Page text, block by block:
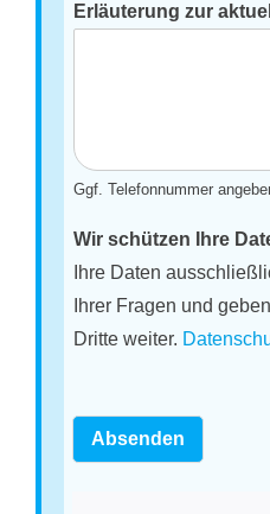
Erläuterung zur
Ggf. Telefonnummer
Wir schützen Ihre
Ihre Daten
Ihrer Fragen und
Dritte weiter.
Absenden